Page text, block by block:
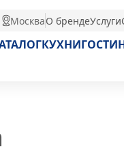
МоскваО брендеУслуги
КУХНИ